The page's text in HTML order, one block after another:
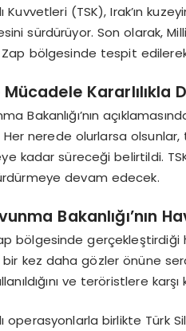
Kuvvetleri (TSK), Irak’ın
sürdürüyor. Son olarak, Milli
bölgesinde tespit
Kararlılıkla
Bakanlığı’nın
Her nerede olurlarsa
kadar süreceği belirtildi.
devam edecek.
Bakanlığı’nın
bölgesinde
bir kez daha gözler önüne
ve teröristlere
operasyonlarla birlikte Türk